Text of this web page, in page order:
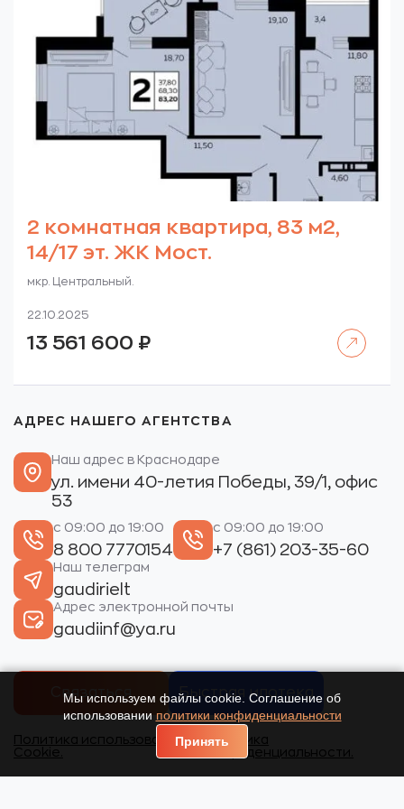
2 комнатная квартира, 83 м2,
14/17 эт. ЖК Мост.
мкр. Центральный.
22.10.2025
13 561 600 ₽
АДРЕС НАШЕГО АГЕНТСТВА
Наш адрес в Краснодаре
ул. имени 40-летия Победы, 39/1, офис
53
с 09:00 до 19:00
8 800 7770154
с 09:00 до 19:00
+7 (861) 203-35-60
Наш телеграм
gaudirielt
Адрес электронной почты
gaudiinf@ya.ru
Связаться Быстрая ипотека
Политика использования
Cookie.
Политика
конфиденциальности.
Мы используем файлы cookie. Соглашение об
использовании политики конфиденциальности
Принять